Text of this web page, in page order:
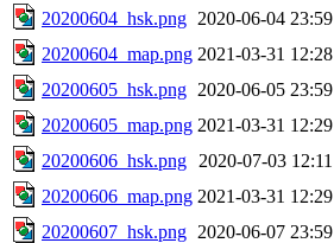
20200604_hsk.png 2020-06-04 23:59
20200604_map.png 2021-03-31 12:28
20200605_hsk.png 2020-06-05 23:59
20200605_map.png 2021-03-31 12:29
20200606_hsk.png
2020-07-03 12:11
20200606_map.png 2021-03-31 12:29
20200607_hsk.png 2020-06-07 23:59